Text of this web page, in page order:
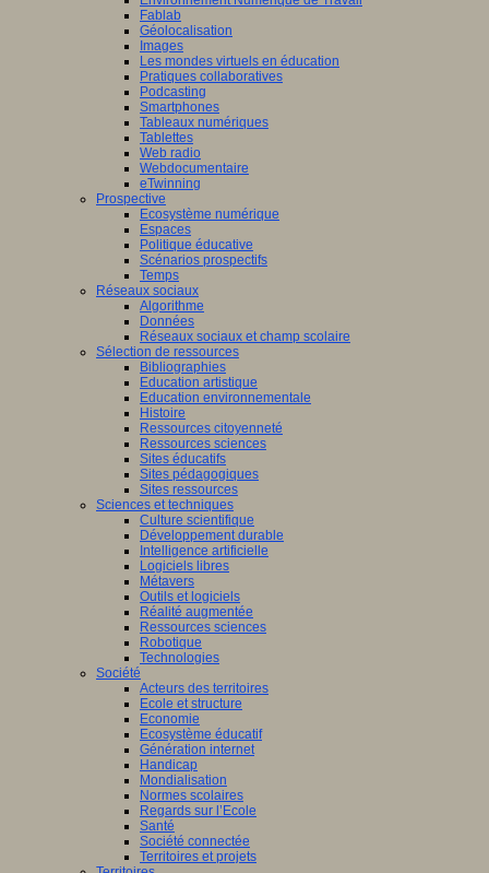
Fablab
Géolocalisation
Images
Les mondes virtuels en éducation
Pratiques collaboratives
Podcasting
Smartphones
Tableaux numériques
Tablettes
Web radio
Webdocumentaire
eTwinning
Prospective
Ecosystème numérique
Espaces
Politique éducative
Scénarios prospectifs
Temps
Réseaux sociaux
Algorithme
Données
Réseaux sociaux et champ scolaire
Sélection de ressources
Bibliographies
Education artistique
Education environnementale
Histoire
Ressources citoyenneté
Ressources sciences
Sites éducatifs
Sites pédagogiques
Sites ressources
Sciences et techniques
Culture scientifique
Développement durable
Intelligence artificielle
Logiciels libres
Métavers
Outils et logiciels
Réalité augmentée
Ressources sciences
Robotique
Technologies
Société
Acteurs des territoires
Ecole et structure
Economie
Ecosystème éducatif
Génération internet
Handicap
Mondialisation
Normes scolaires
Regards sur l’Ecole
Santé
Société connectée
Territoires et projets